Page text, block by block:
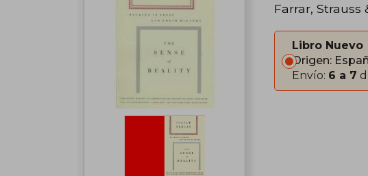
Farrar, Strauss
Libro Nuevo
Origen:
Envío: 6 a 7